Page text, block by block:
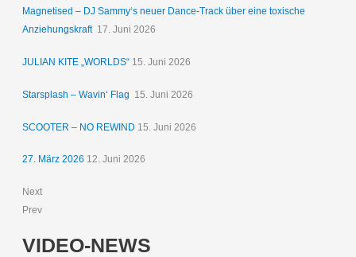
Magnetised – DJ Sammy‘s neuer Dance-Track über eine toxische
Anziehungskraft 17. Juni 2026
JULIAN KITE „WORLDS“ 15. Juni 2026
Starsplash – Wavin‘ Flag 15. Juni 2026
SCOOTER – NO REWIND 15. Juni 2026
27. März 2026 12. Juni 2026
Next
Prev
VIDEO-NEWS